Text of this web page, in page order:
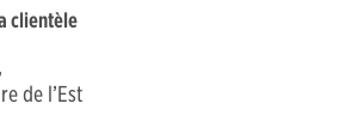
clientèle
de l’Est